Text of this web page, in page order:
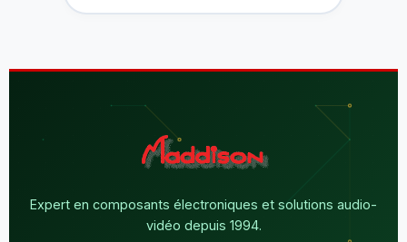
Expert en composants électroniques et solutions audio-
vidéo depuis 1994.